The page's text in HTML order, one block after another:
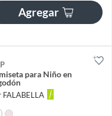
Agregar
para Niño en
FALABELLA